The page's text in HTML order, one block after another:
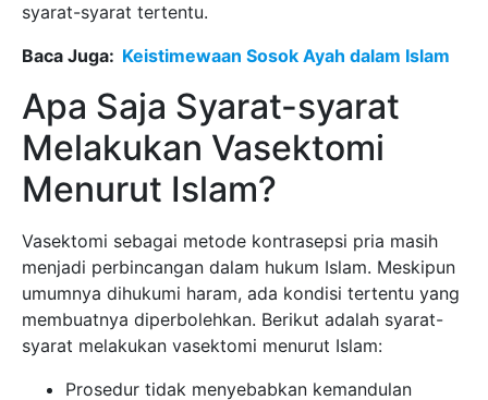
syarat-syarat tertentu.
Baca Juga: Keistimewaan Sosok Ayah dalam Islam
Apa Saja Syarat-syarat
Melakukan Vasektomi
Menurut Islam?
Vasektomi sebagai metode kontrasepsi pria masih
menjadi perbincangan dalam hukum Islam. Meskipun
umumnya dihukumi haram, ada kondisi tertentu yang
membuatnya diperbolehkan. Berikut adalah syarat-
syarat melakukan vasektomi menurut Islam:
Prosedur tidak menyebabkan kemandulan